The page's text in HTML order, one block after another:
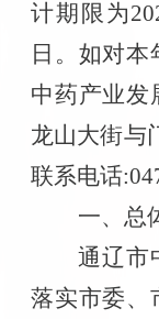
计期限为
日。 如对本
中药产业发
龙山大街与
联系电话
一、总
通辽市
落实市委、